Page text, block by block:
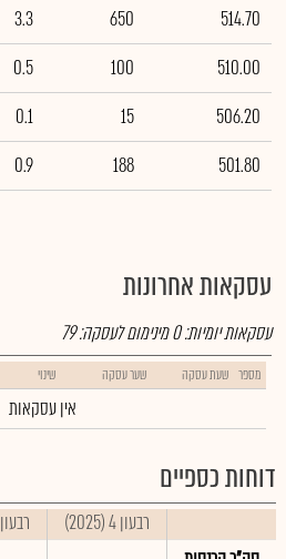
514.70
650
3.3
510.00
100
0.5
506.20
15
0.1
501.80
188
0.9
עסקאות אחרונות
עסקאות יומיות:0מינימום לעסקה:79
מספר שעת עסקה שער עסקה שינוי
אין עסקאות
דוחות כספיים
רבעון 4 (2025) רבעון 2 (2025)